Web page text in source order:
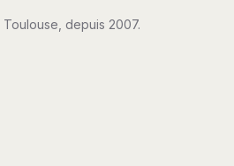
depuis 2007.